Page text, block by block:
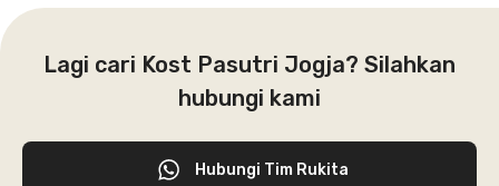
Lagi cari Kost Pasutri Jogja? Silahkan
hubungi kami
Hubungi Tim Rukita